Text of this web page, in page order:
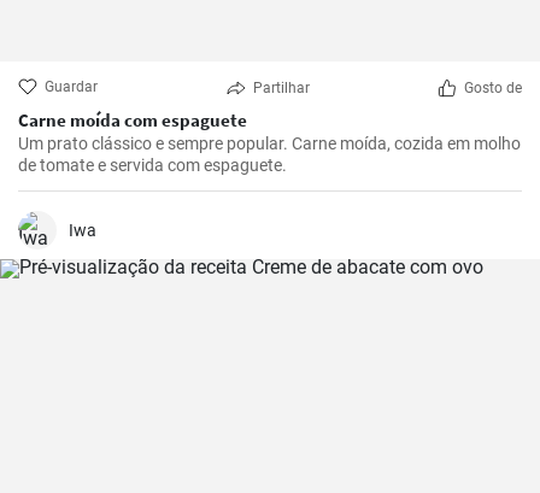
Guardar Partilhar Gosto de
Carne moída com espaguete
Um prato clássico e sempre popular. Carne moída, cozida em molho
de tomate e servida com espaguete.
Iwa